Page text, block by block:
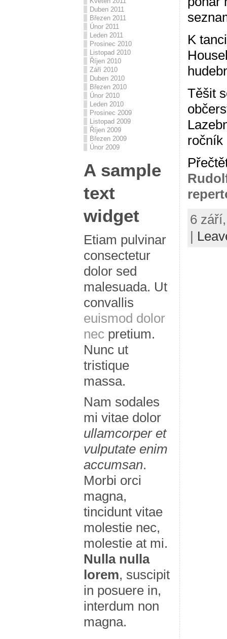
Duben 2011
Březen 2011
Únor 2011
Leden 2011
Prosinec 2010
Listopad 2010
Říjen 2010
Září 2010
Duben 2010
Březen 2010
Únor 2010
Leden 2010
Prosinec 2009
Listopad 2009
Říjen 2009
Březen 2009
Únor 2009
A sample
text
widget
Etiam pulvinar
consectetur
dolor sed
malesuada. Ut
convallis
euismod dolor
nec pretium.
Nunc ut
tristique
massa.
Nam sodales
mi vitae dolor
ullamcorper et
vulputate enim
accumsan.
Morbi orci
magna,
tincidunt vitae
molestie nec,
molestie at mi.
Nulla nulla
lorem, suscipit
in posuere in,
interdum non
magna.
K
Těšit
ročník
6
|